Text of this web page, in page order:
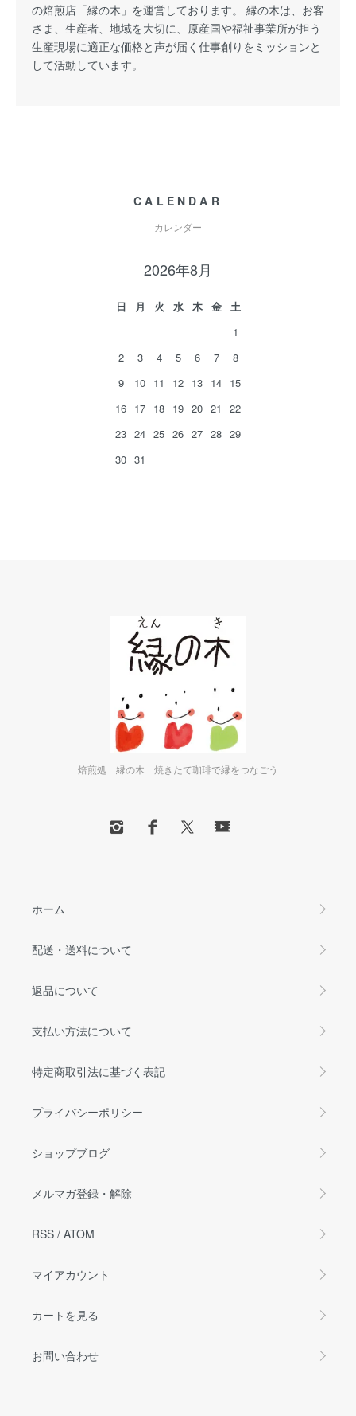
の焙煎店「縁の木」を運営しております。 縁の木は、お客
さま、生産者、地域を大切に、原産国や福祉事業所が担う
生産現場に適正な価格と声が届く仕事創りをミッションと
して活動しています。
CALENDAR
カレンダー
2026年8月
日 月 火 水 木 金
土
1
2
3 4 5 6 7
8
9
10 11 12 13 14 15
16 17 18 19 20 21
22
23 24 25 26 27 28 29
30 31
焙煎処 縁の木 焼きたて珈琲で縁をつなごう
ホーム
配送・送料について
返品について
支払い方法について
特定商取引法に基づく表記
プライバシーポリシー
ショップブログ
メルマガ登録・解除
RSS / ATOM
マイアカウント
カートを見る
お問い合わせ